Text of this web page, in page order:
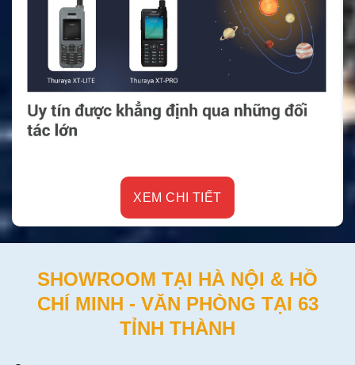
XEM CHI TIẾT
SHOWROOM TẠI HÀ NỘI & HỒ
CHÍ MINH - VĂN PHÒNG TẠI 63
TỈNH THÀNH